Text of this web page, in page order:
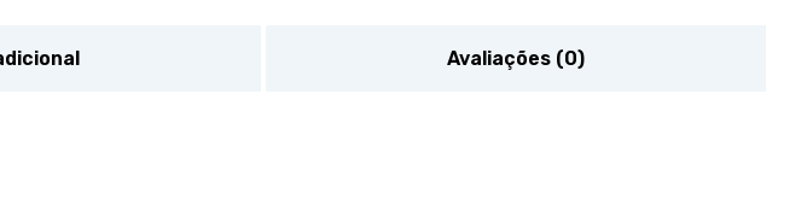
Avaliações (0)